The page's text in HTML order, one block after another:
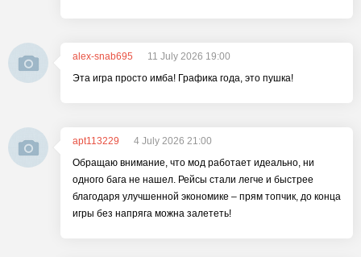
alex-snab695
11 July 2026 19:00
Эта игра просто имба! Графика года, это пушка!
apt113229
4 July 2026 21:00
Обращаю внимание, что мод работает идеально, ни
одного бага не нашел. Рейсы стали легче и быстрее
благодаря улучшенной экономике – прям топчик, до конца
игры без напряга можна залететь!